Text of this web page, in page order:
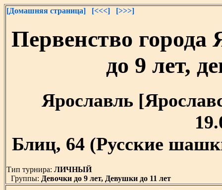
[Домашняя страница] [<<<] [>>>]
Первенство города
до 9 лет,
Ярославль
Блиц, 64 (Русские
Тип турнира: ЛИЧНЫЙ
Группы: Девочки до 9 лет, Девушки до 11 лет